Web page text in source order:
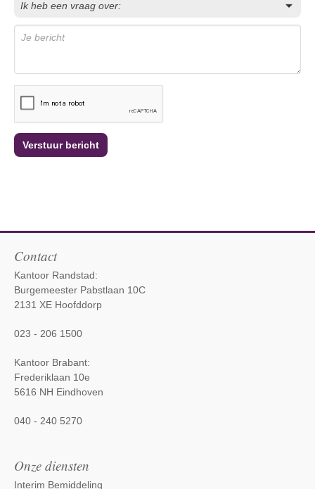
Contact
Kantoor Randstad:
Burgemeester Pabstlaan 10C
2131 XE Hoofddorp
023 - 206 1500
Kantoor Brabant:
Frederiklaan 10e
5616 NH Eindhoven
040 - 240 5270
Onze diensten
Interim Bemiddeling